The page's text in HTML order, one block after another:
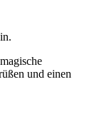
und einen